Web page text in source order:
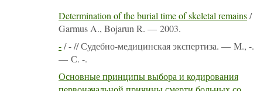
Determination of the burial time of skeletal remains/
Garmus A., Bojarun R. — 2003.
-/ - // Судебно-медицинская экспертиза. — М., -.
— С. -.
Основные принципы выбора и кодирования